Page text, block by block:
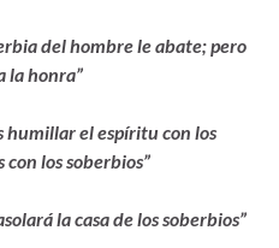
del hombre le abate; pero
la honra”
humillar el espíritu con los
los soberbios”
la casa de los soberbios”